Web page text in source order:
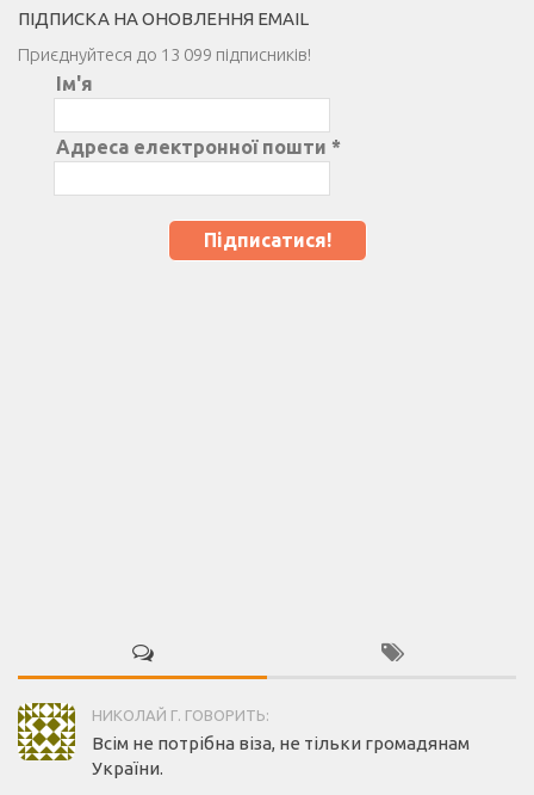
ПІДПИСКА НА ОНОВЛЕННЯ EMAIL
Приєднуйтеся до 13 099 підписників!
Ім'я
Адреса електронної пошти *
НИКОЛАЙ Г. ГОВОРИТЬ:
Всім не потрібна віза, не тільки громадянам
України.